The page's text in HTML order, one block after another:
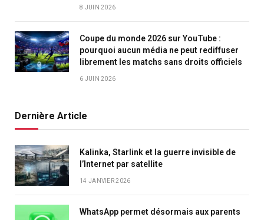
8 JUIN 2026
Coupe du monde 2026 sur YouTube :
pourquoi aucun média ne peut rediffuser
librement les matchs sans droits officiels
6 JUIN 2026
Dernière Article
Kalinka, Starlink et la guerre invisible de
l’Internet par satellite
14 JANVIER 2026
WhatsApp permet désormais aux parents